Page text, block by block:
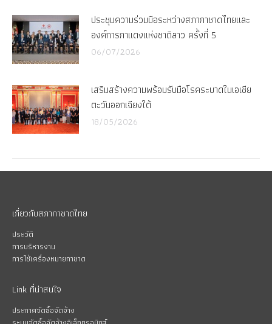
ประชุมความร่วมมือระหว่างสภากาชาดไทยและ
องค์การกาแดงแห่งชาติลาว ครั้งที่ 5
06/07/2026
เสริมสร้างความพร้อมรับมือโรคระบาดในเอเชีย
ตะวันออกเฉียงใต้
18/05/2026
เกี่ยวกับสภากาชาดไทย
ประวัติ
การบริหารงาน
การใช้เครื่องหมายกาชาด
Link ที่น่าสนใจ
ประกาศจัดซื้อจัดจ้าง